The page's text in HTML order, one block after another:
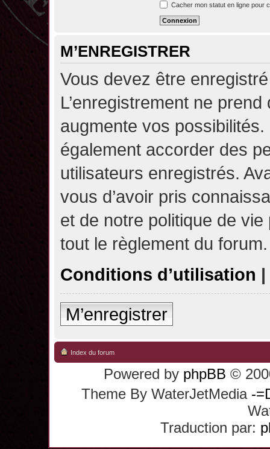
Cacher mon statut en ligne pour
M’ENREGISTRER
Vous devez être
L’enregistrement ne
augmente vos possibilités.
également accorder des
utilisateurs enregistrés.
vous d’avoir pris
et de notre politique de
tout le règlement du forum.
Conditions d’utilisation |
M’enregistrer
Index du forum
Powered by phpBB ©
Theme By WaterJetMedia -
Traduction par: